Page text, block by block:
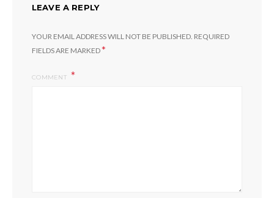
LEAVE A REPLY
YOUR EMAIL ADDRESS WILL NOT BE PUBLISHED. REQUIRED
FIELDS ARE MARKED*
COMMENT